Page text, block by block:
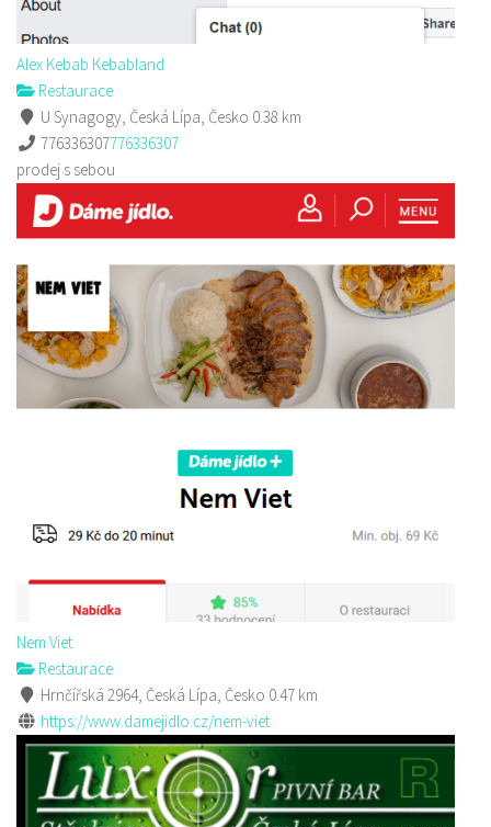
Alex Kebab Kebabland
Restaurace
U Synagogy, Česká Lípa, Česko 0.38 km
776336307776336307
prodej s sebou
Nem Viet
Restaurace
Hrnčířská 2964, Česká Lípa, Česko 0.47 km
https://www.damejidlo.cz/nem-viet